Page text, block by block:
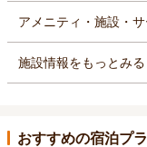
アメニティ・施設・
施設情報をもっとみる
おすすめの宿泊プ